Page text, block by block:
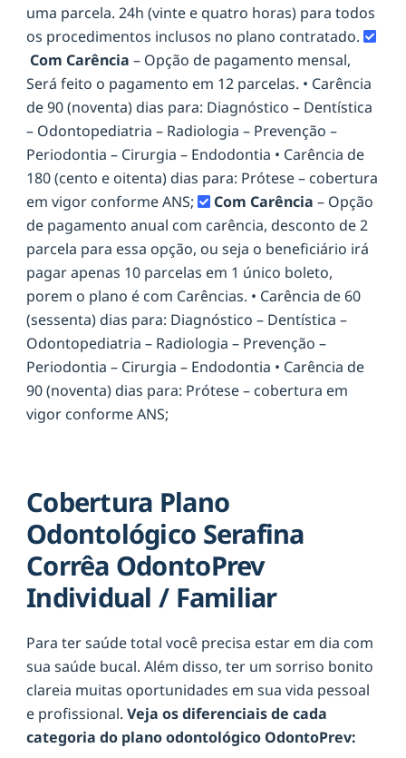
uma parcela. 24h (vinte e quatro horas) para todos
os procedimentos inclusos no plano contratado.
Com Carência – Opção de pagamento mensal,
Será feito o pagamento em 12 parcelas. • Carência
de 90 (noventa) dias para: Diagnóstico – Dentística
– Odontopediatria – Radiologia – Prevenção –
Periodontia – Cirurgia – Endodontia • Carência de
180 (cento e oitenta) dias para: Prótese – cobertura
em vigor conforme ANS;
Com Carência – Opção
de pagamento anual com carência, desconto de 2
parcela para essa opção, ou seja o beneficiário irá
pagar apenas 10 parcelas em 1 único boleto,
porem o plano é com Carências. • Carência de 60
(sessenta) dias para: Diagnóstico – Dentística –
Odontopediatria – Radiologia – Prevenção –
Periodontia – Cirurgia – Endodontia • Carência de
90 (noventa) dias para: Prótese – cobertura em
vigor conforme ANS;
Cobertura Plano
Odontológico Serafina
Corrêa OdontoPrev
Individual / Familiar
Para ter saúde total você precisa estar em dia com
sua saúde bucal. Além disso, ter um sorriso bonito
clareia muitas oportunidades em sua vida pessoal
e profissional. Veja os diferenciais de cada
categoria do plano odontológico OdontoPrev: